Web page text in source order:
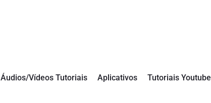
Áudios/Vídeos Tutoriais Aplicativos Tutoriais Youtube